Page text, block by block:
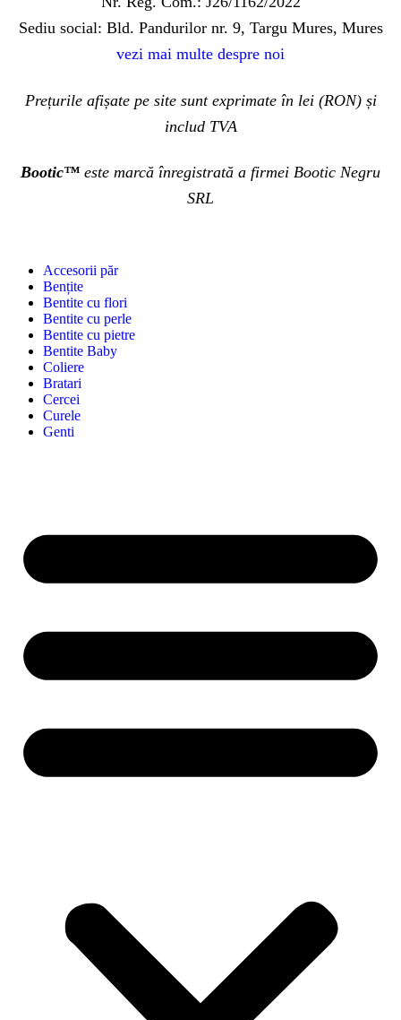
Sediu social: Bld. Pandurilor nr. 9, Targu Mures, Mures
vezi mai multe despre noi
Prețurile afișate pe site sunt exprimate în lei (RON) și
includ TVA
Bootic™ este marcă înregistrată a firmei Bootic Negru
SRL
Accesorii păr
Bențite
Bentite cu flori
Bentite cu perle
Bentite cu pietre
Bentite Baby
Coliere
Bratari
Cercei
Curele
Genti